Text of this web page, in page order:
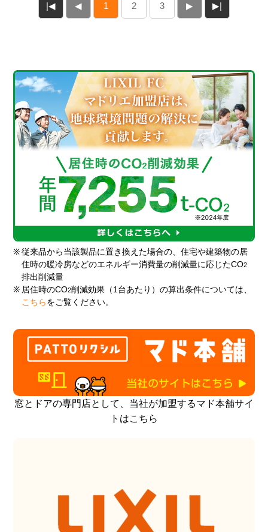
|◀ ◀ 1 2 3 ▶ ▶|
※ 従来品から当該製品に置き換えた場合の、住宅や建築物の居
住時の暖冷房などのエネルギー消費量の削減量に応じたCO2
排出削減量
※ 居住時のCO2削減効果（1台あたり）の算出条件については、
こちら をご覧ください。
窓とドアの専門店として、当社が加盟するマド本舗サイ
トはこちら